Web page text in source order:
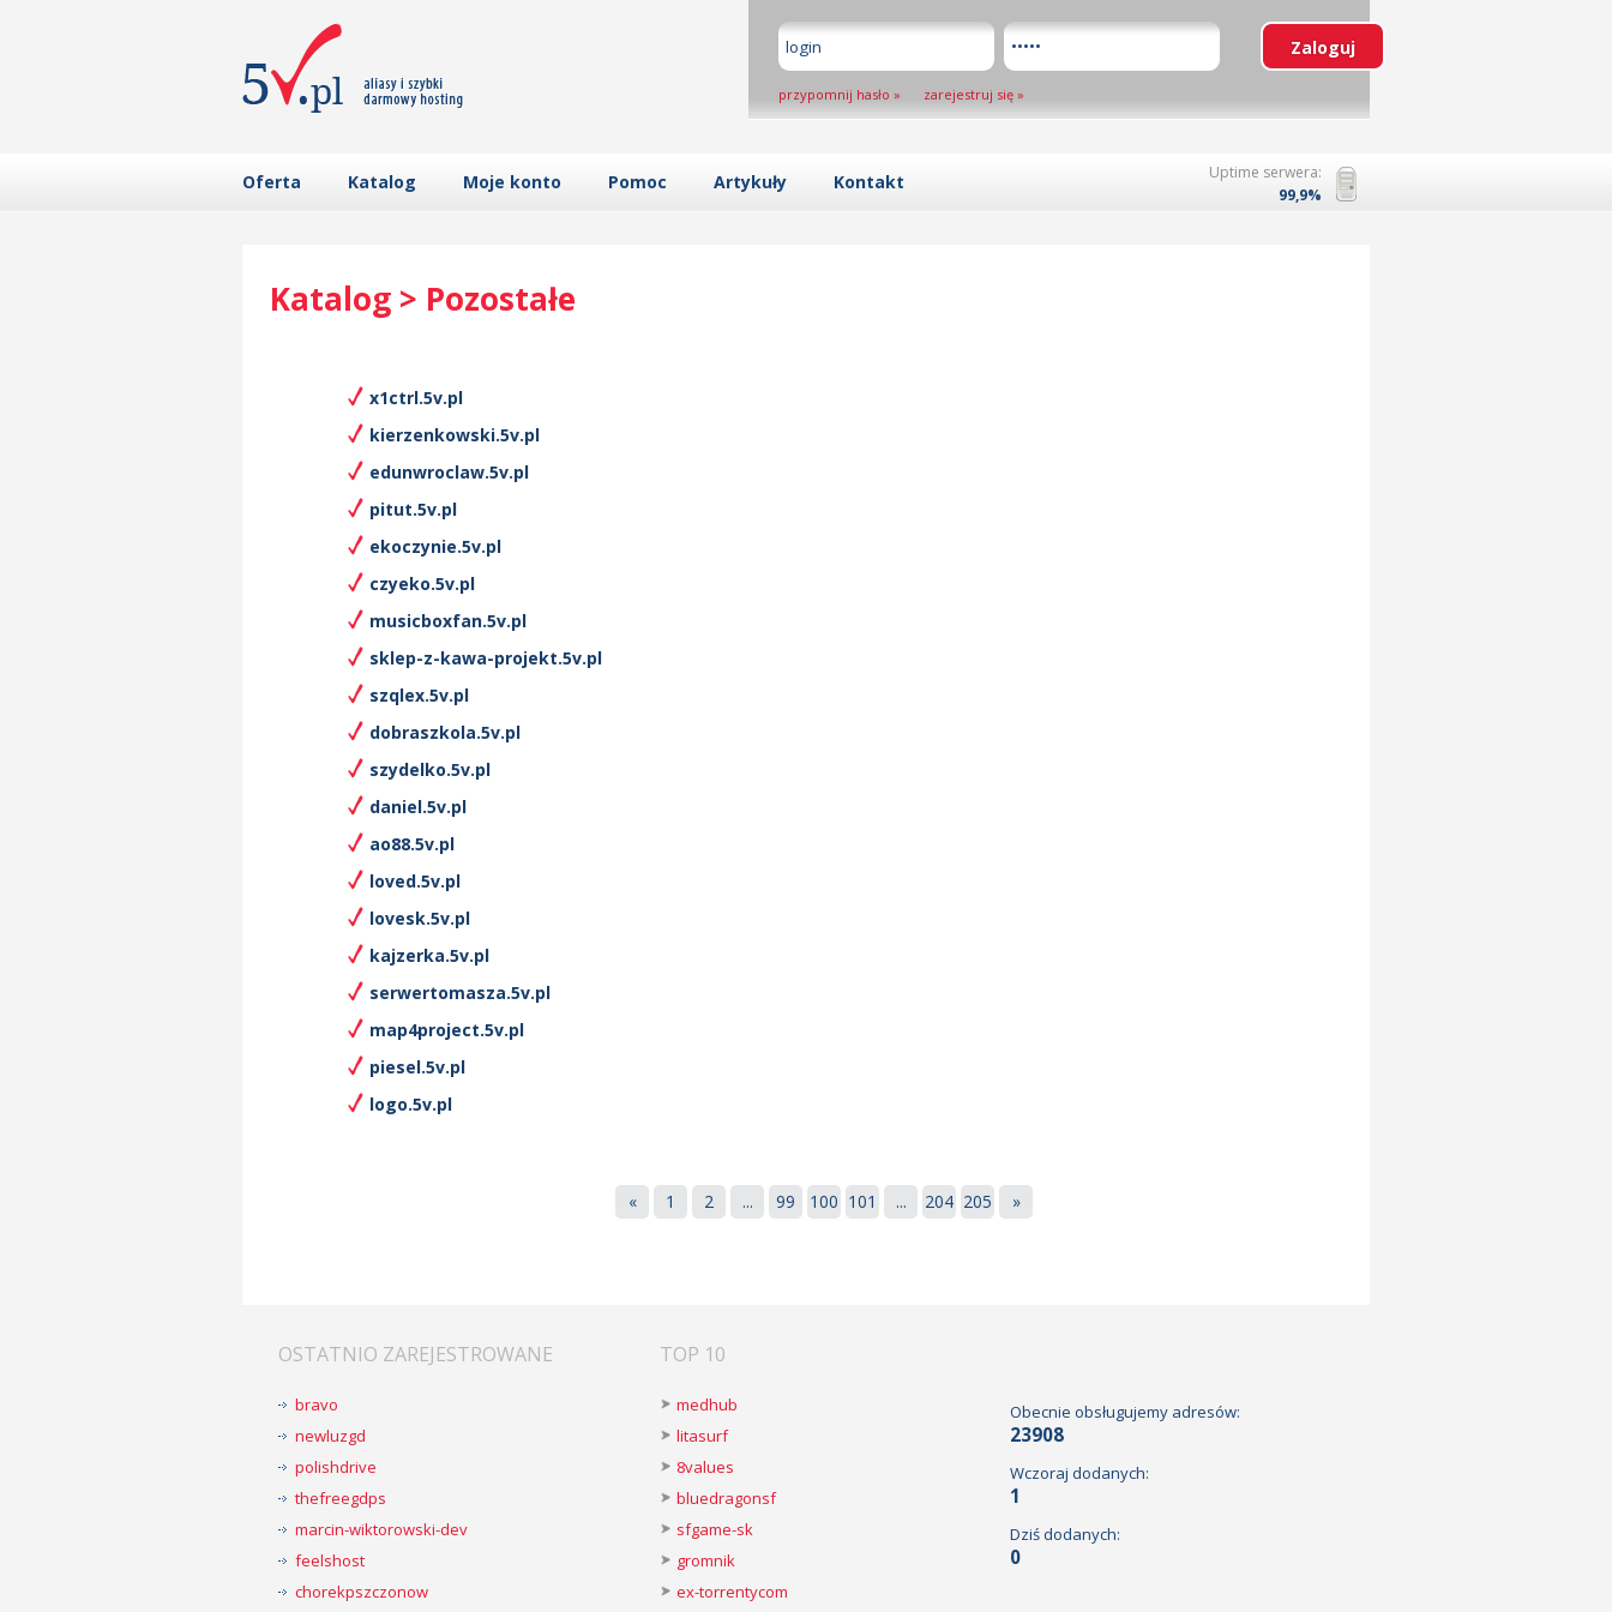
przypomnij hasło » zarejestruj się »
Oferta Katalog Moje konto Pomoc Artykuły Kontakt
Uptime serwera:
99,9%
Katalog > Pozostałe
x1ctrl.5v.pl
kierzenkowski.5v.pl
edunwroclaw.5v.pl
pitut.5v.pl
ekoczynie.5v.pl
czyeko.5v.pl
musicboxfan.5v.pl
sklep-z-kawa-projekt.5v.pl
szqlex.5v.pl
dobraszkola.5v.pl
szydelko.5v.pl
daniel.5v.pl
ao88.5v.pl
loved.5v.pl
lovesk.5v.pl
kajzerka.5v.pl
serwertomasza.5v.pl
map4project.5v.pl
piesel.5v.pl
logo.5v.pl
« 1 2 ... 99 100 101 ... 204 205 »
OSTATNIO ZAREJESTROWANE
bravo
newluzgd
polishdrive
thefreegdps
marcin-wiktorowski-dev
feelshost
chorekpszczonow
TOP 10
medhub
litasurf
8values
bluedragonsf
sfgame-sk
gromnik
ex-torrentycom
Obecnie obsługujemy adresów:
23908
Wczoraj dodanych:
1
Dziś dodanych:
0